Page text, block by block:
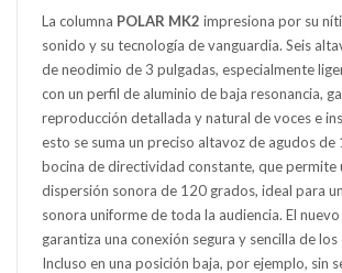
La columna POLAR MK2 impresiona por su
sonido y su tecnología de vanguardia. Seis
de neodimio de 3 pulgadas, especialmente
con un perfil de aluminio de baja resonancia,
reproducción detallada y natural de voces e
esto se suma un preciso altavoz de agudos de
bocina de directividad constante, que permite
dispersión sonora de 120 grados, ideal para
sonora uniforme de toda la audiencia. El
garantiza una conexión segura y sencilla de
Incluso en una posición baja, por ejemplo, sin